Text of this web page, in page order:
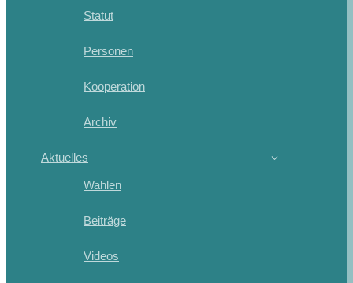
Statut
Personen
Kooperation
Archiv
Aktuelles
Wahlen
Beiträge
Videos